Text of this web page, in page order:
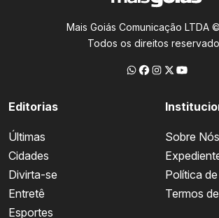
Mais Goiás Comunicação LTDA
Todos os direitos
Editorias
Últimas
Cidades
Divirta-se
Entretê
Esportes
Sobre Nós
Política
Termos